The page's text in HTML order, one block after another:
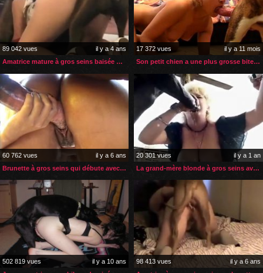
89 042 vues
il y a 4 ans
Amatrice mature à gros seins baisée par son boxer
17 372 vues
il y a 11 mois
Son petit chien a une plus grosse bite que celle de son mari
60 762 vues
il y a 6 ans
Brunette à gros seins qui débute avec une bite de cheval
20 301 vues
il y a 1 an
La grand-mère blonde à gros seins avale le sperme de son cheval
502 819 vues
il y a 10 ans
98 413 vues
il y a 6 ans